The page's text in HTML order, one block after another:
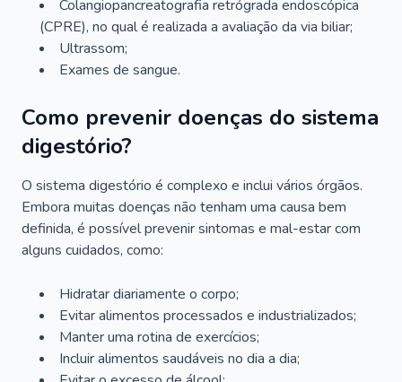
Colangiopancreatografia retrógrada endoscópica
(CPRE), no qual é realizada a avaliação da via biliar;
Ultrassom;
Exames de sangue.
Como prevenir doenças do sistema
digestório?
O sistema digestório é complexo e inclui vários órgãos.
Embora muitas doenças não tenham uma causa bem
definida, é possível prevenir sintomas e mal-estar com
alguns cuidados, como:
Hidratar diariamente o corpo;
Evitar alimentos processados e industrializados;
Manter uma rotina de exercícios;
Incluir alimentos saudáveis no dia a dia;